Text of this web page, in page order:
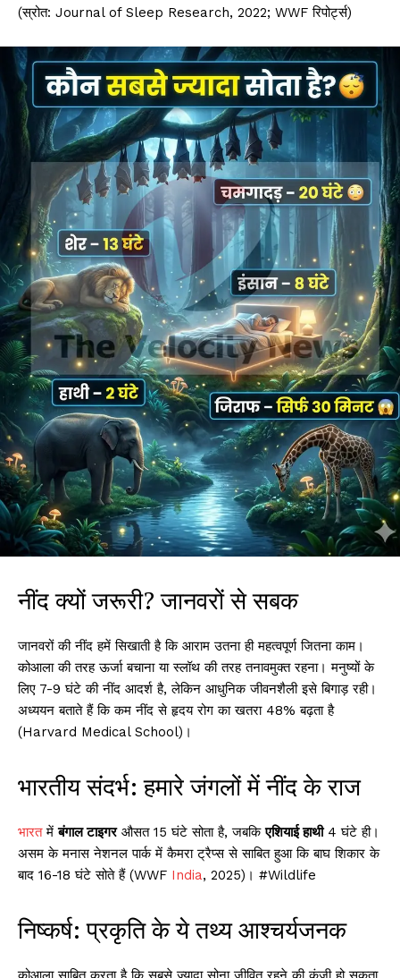
(स्रोत: Journal of Sleep Research, 2022; WWF रिपोर्ट्स)
नींद क्यों जरूरी? जानवरों से सबक
जानवरों की नींद हमें सिखाती है कि आराम उतना ही महत्वपूर्ण जितना काम।
कोआला की तरह ऊर्जा बचाना या स्लॉथ की तरह तनावमुक्त रहना। मनुष्यों के
लिए 7-9 घंटे की नींद आदर्श है, लेकिन आधुनिक जीवनशैली इसे बिगाड़ रही।
अध्ययन बताते हैं कि कम नींद से हृदय रोग का खतरा 48% बढ़ता है
(Harvard Medical School)।
भारतीय संदर्भ: हमारे जंगलों में नींद के राज
भारतमेंबंगाल टाइगरऔसत 15 घंटे सोता है, जबकिएशियाई हाथी4 घंटे ही।
असम के मनास नेशनल पार्क में कैमरा ट्रैप्स से साबित हुआ कि बाघ शिकार के
बाद 16-18 घंटे सोते हैं (WWF India, 2025)। #Wildlife
निष्कर्ष: प्रकृति के ये तथ्य आश्चर्यजनक